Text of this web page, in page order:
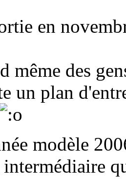
en
même des
un plan
modèle